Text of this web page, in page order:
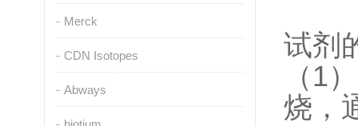
Merck
CDN Isotopes
Abways
试剂
（1
烧，